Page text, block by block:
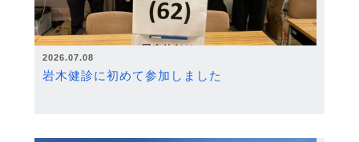
2026.07.08
岩木健診に初めて参加しました